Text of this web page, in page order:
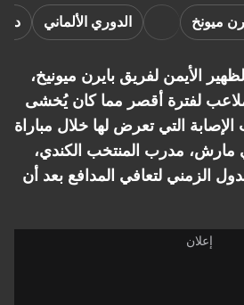
ميونخ الدوري الألماني
الأيمن لفريق بايرن ميونيخ،
لفترة أقصر مما كان يُخشى
التي تعرض لها خلال مباراة
مارش، مدرب المنتخب الكندي،
الزمني لتعافي المدافع بعد أن